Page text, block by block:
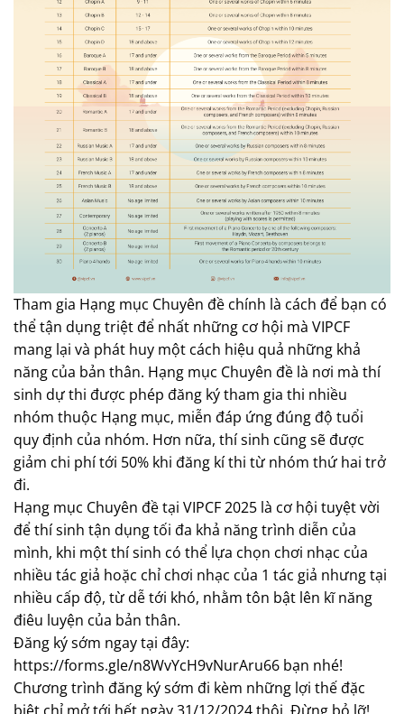
Tham gia Hạng mục Chuyên đề chính là cách để bạn có
thể tận dụng triệt để nhất những cơ hội mà VIPCF
mang lại và phát huy một cách hiệu quả những khả
năng của bản thân. Hạng mục Chuyên đề là nơi mà thí
sinh dự thi được phép đăng ký tham gia thi nhiều
nhóm thuộc Hạng mục, miễn đáp ứng đúng độ tuổi
quy định của nhóm. Hơn nữa, thí sinh cũng sẽ được
giảm chi phí tới 50% khi đăng kí thi từ nhóm thứ hai trở
đi.
Hạng mục Chuyên đề tại VIPCF 2025 là cơ hội tuyệt vời
để thí sinh tận dụng tối đa khả năng trình diễn của
mình, khi một thí sinh có thể lựa chọn chơi nhạc của
nhiều tác giả hoặc chỉ chơi nhạc của 1 tác giả nhưng tại
nhiều cấp độ, từ dễ tới khó, nhằm tôn bật lên kĩ năng
điêu luyện của bản thân.
Đăng ký sớm ngay tại đây:
https://forms.gle/n8WvYcH9vNurAru66 bạn nhé!
Chương trình đăng ký sớm đi kèm những lợi thế đặc